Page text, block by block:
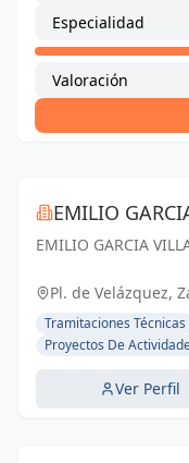
EMILIO
EMILIO GARCIA
Pl. de Velázquez,
España
Tramitaciones Técnicas
Proyectos De
Ver Perfil